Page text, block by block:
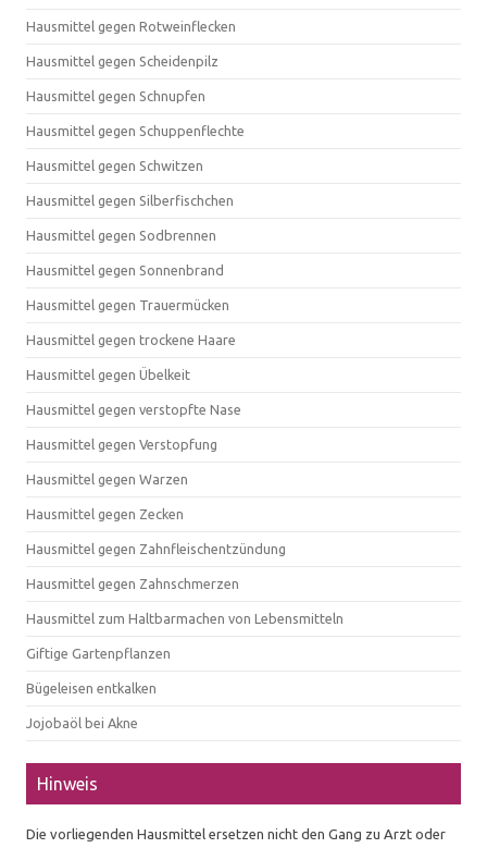
Hausmittel gegen Rotweinflecken
Hausmittel gegen Scheidenpilz
Hausmittel gegen Schnupfen
Hausmittel gegen Schuppenflechte
Hausmittel gegen Schwitzen
Hausmittel gegen Silberfischchen
Hausmittel gegen Sodbrennen
Hausmittel gegen Sonnenbrand
Hausmittel gegen Trauermücken
Hausmittel gegen trockene Haare
Hausmittel gegen Übelkeit
Hausmittel gegen verstopfte Nase
Hausmittel gegen Verstopfung
Hausmittel gegen Warzen
Hausmittel gegen Zecken
Hausmittel gegen Zahnfleischentzündung
Hausmittel gegen Zahnschmerzen
Hausmittel zum Haltbarmachen von Lebensmitteln
Giftige Gartenpflanzen
Bügeleisen entkalken
Jojobaöl bei Akne
Hinweis
Die vorliegenden Hausmittel ersetzen nicht den Gang zu Arzt oder